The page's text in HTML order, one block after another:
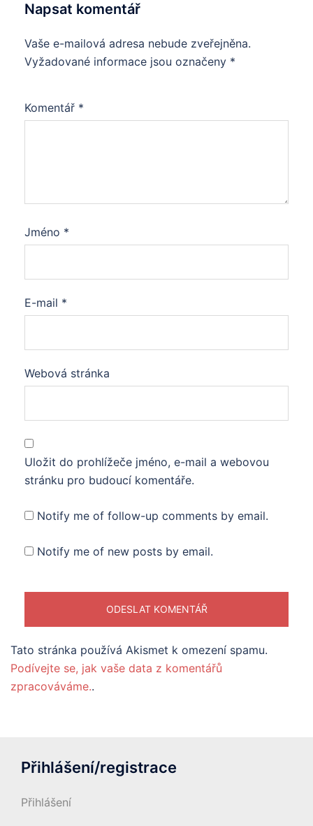
Napsat komentář
Vaše e-mailová adresa nebude zveřejněna.
Vyžadované informace jsou označeny *
Komentář *
Jméno *
E-mail *
Webová stránka
Uložit do prohlížeče jméno, e-mail a webovou
stránku pro budoucí komentáře.
Notify me of follow-up comments by email.
Notify me of new posts by email.
Tato stránka používá Akismet k omezení spamu.
Podívejte se, jak vaše data z komentářů
zpracováváme..
Přihlášení/registrace
Přihlášení